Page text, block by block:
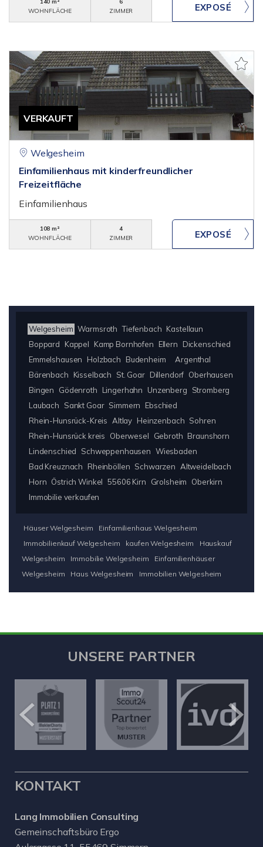
WOHNFLÄCHE
ZIMMER
VERKAUFT
Welgesheim
Einfamilienhaus mit kinderfreundlicher
Freizeitfläche
Einfamilienhaus
108 m²
WOHNFLÄCHE
4
ZIMMER
Welgesheim Warmsroth Tiefenbach Kastellaun
Boppard
Kappel Kamp Bornhofen Ellern
Dickenschied
Emmelshausen
Holzbach Budenheim
Argenthal
Bärenbach
Kisselbach St. Goar Dillendorf Oberhausen
Bingen
Gödenroth Lingerhahn Unzenberg
Stromberg
Laubach
Sankt Goar Simmern
Ebschied
Rhein-Hunsrück-Kreis Altlay Heinzenbach Sohren
Rhein-Hunsrück kreis
Oberwesel Gebroth Braunshorn
Lindenschied
Schweppenhausen Wiesbaden
Bad Kreuznach
Rheinböllen Schwarzen Altweidelbach
Horn Östrich Winkel 55606 Kirn Grolsheim
Oberkirn
Immobilie verkaufen
Häuser Welgesheim
Einfamilienhaus Welgesheim
Immobilienkauf Welgesheim
kaufen Welgesheim
Hauskauf
Welgesheim
Immobilie Welgesheim
Einfamilienhäuser
Welgesheim
Haus Welgesheim Immobilien Welgesheim
UNSERE PARTNER
KONTAKT
Lang Immobilien Consulting
Gemeinschaftsbüro Ergo